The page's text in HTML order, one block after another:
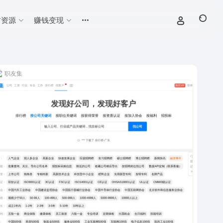
源 赚钱变现
职友集